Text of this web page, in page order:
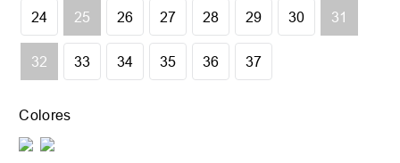
24 25 26 27 28 29 30 31
32 33 34 35 36 37
Colores